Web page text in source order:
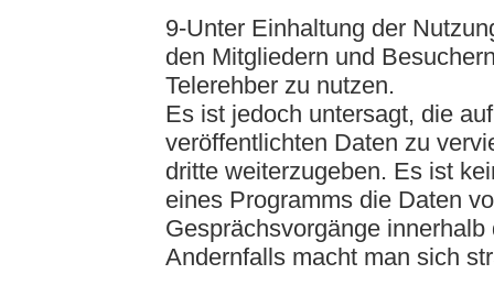
9-Unter Einhaltung der
den Mitgliedern und
Telerehber zu nutzen.
Es ist jedoch untersagt, die
veröffentlichten Daten zu
dritte weiterzugeben. Es ist
eines Programms die Daten
Gesprächsvorgänge
Andernfalls macht man sich